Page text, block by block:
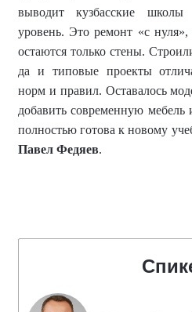
выводит кузбасские
уровень. Это ремонт «с
остаются только стены.
да и типовые проекты
норм и правил. Оставалось
добавить современную мебель
полностью готова к новому
Павел Федяев.